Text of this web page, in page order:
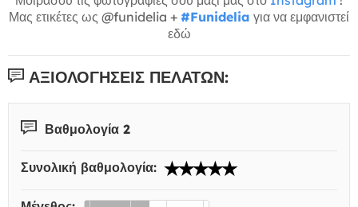
Μας ετικέτες ως @funidelia + #Funidelia για να εμφανιστεί
εδώ
ΑΞΙΟΛΟΓΉΣΕΙΣ ΠΕΛΑΤΏΝ:
Βαθμολογία 2
Συνολική βαθμολογία: